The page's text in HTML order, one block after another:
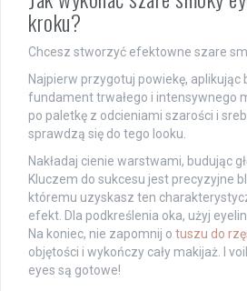
kroku?
Chcesz stworzyć efektowne szare
Najpierw przygotuj powiekę, aplikując
fundament trwałego i intensywnego
po paletkę z odcieniami szarości i
sprawdzą się do tego looku.
Nakładaj cienie warstwami, budując
Kluczem do sukcesu jest precyzyjne
któremu uzyskasz ten
efekt. Dla podkreślenia oka, użyj
Na koniec, nie zapomnij o tuszu do
objętości i wykończy cały makijaż. I
eyes są gotowe!